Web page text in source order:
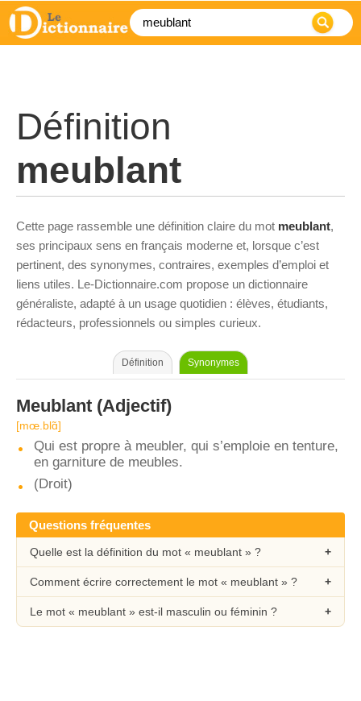
Définition
meublant
Cette page rassemble une définition claire du mot meublant,
ses principaux sens en français moderne et, lorsque c’est
pertinent, des synonymes, contraires, exemples d’emploi et
liens utiles. Le-Dictionnaire.com propose un dictionnaire
généraliste, adapté à un usage quotidien : élèves, étudiants,
rédacteurs, professionnels ou simples curieux.
Définition Synonymes
Meublant (Adjectif)
[mœ.blɑ̃]
Qui est propre à meubler, qui s’emploie en tenture,
en garniture de meubles.
(Droit)
Questions fréquentes
Quelle est la définition du mot « meublant » ?
Comment écrire correctement le mot « meublant » ?
Le mot « meublant » est-il masculin ou féminin ?